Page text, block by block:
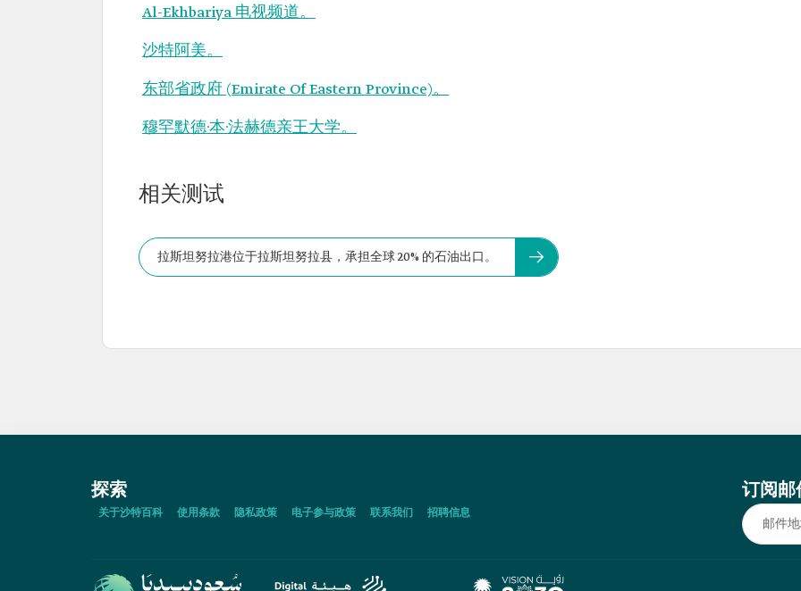
Al-Ekhbariya 电视频道。
沙特阿美。
东部省政府 (Emirate Of Eastern Province)。
穆罕默德·本·法赫德亲王大学。
相关测试
拉斯坦努拉港位于拉斯坦努拉县，承担全球 20% 的石油出口。
探索
关于沙特百科 使用条款 隐私政策 电子参与政策 联系我们 招聘信息
订阅邮